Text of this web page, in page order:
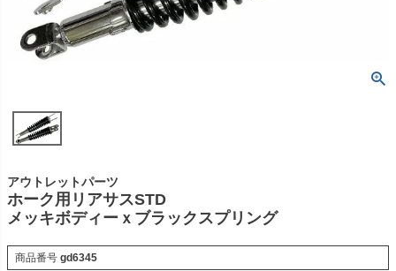
アウトレットパーツ
ホーク用リアサスSTD
メッキボディーｘブラックスプリング
商品番号 gd6345